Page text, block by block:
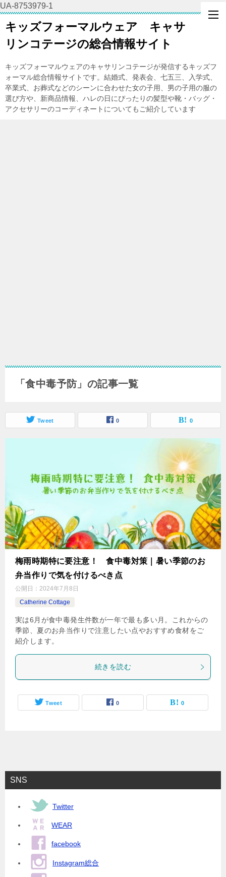
UA-8753979-1
キッズフォーマルウェア キャサ
リンコテージの総合情報サイト
キッズフォーマルウェアのキャサリンコテージが発信するキッズフ
ォーマル総合情報サイトです。結婚式、発表会、七五三、入学式、
卒業式、お葬式などのシーンに合わせた女の子用、男の子用の服の
選び方や、新商品情報、ハレの日にぴったりの髪型や靴・バッグ・
アクセサリーのコーディネートについてもご紹介しています
「食中毒予防」の記事一覧
Tweet 0 0
梅雨時期特に要注意！ 食中毒対策｜暑い季節のお
弁当作りで気を付けるべき点
公開日： 2024年7月8日
Catherine Cottage
実は6月が食中毒発生件数が一年で最も多い月。これからの
季節、夏のお弁当作りで注意したい点やおすすめ食材をご
紹介します。
続きを読む
Tweet 0 0
SNS
Twitter
WEAR
facebook
Instagram総合